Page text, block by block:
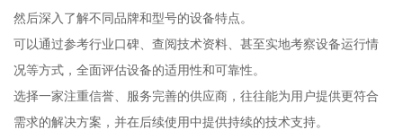
然后深入了解不同品牌和型号的设备特点。
可以通过参考行业口碑、查阅技术资料、甚至实地考察设备运行情
况等方式，全面评估设备的适用性和可靠性。
选择一家注重信誉、服务完善的供应商，往往能为用户提供更符合
需求的解决方案，并在后续使用中提供持续的技术支持。